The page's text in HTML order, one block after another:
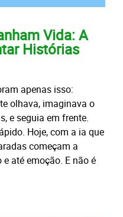
Vida: A
Histórias
apenas isso:
olhava, imaginava o
e seguia em frente.
Hoje, com a ia que
começam a
até emoção. E não é